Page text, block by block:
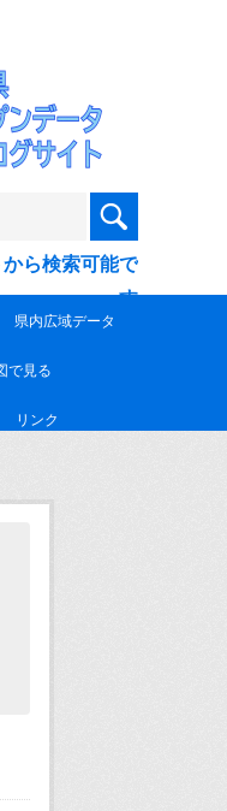
ら検索可能で
す
県内広域データ
で見る
リンク